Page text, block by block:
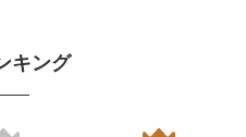
キング